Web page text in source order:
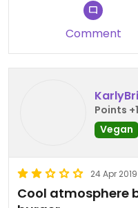
Comment
Points
Vegan
24 Apr 2019
Cool atmosphere